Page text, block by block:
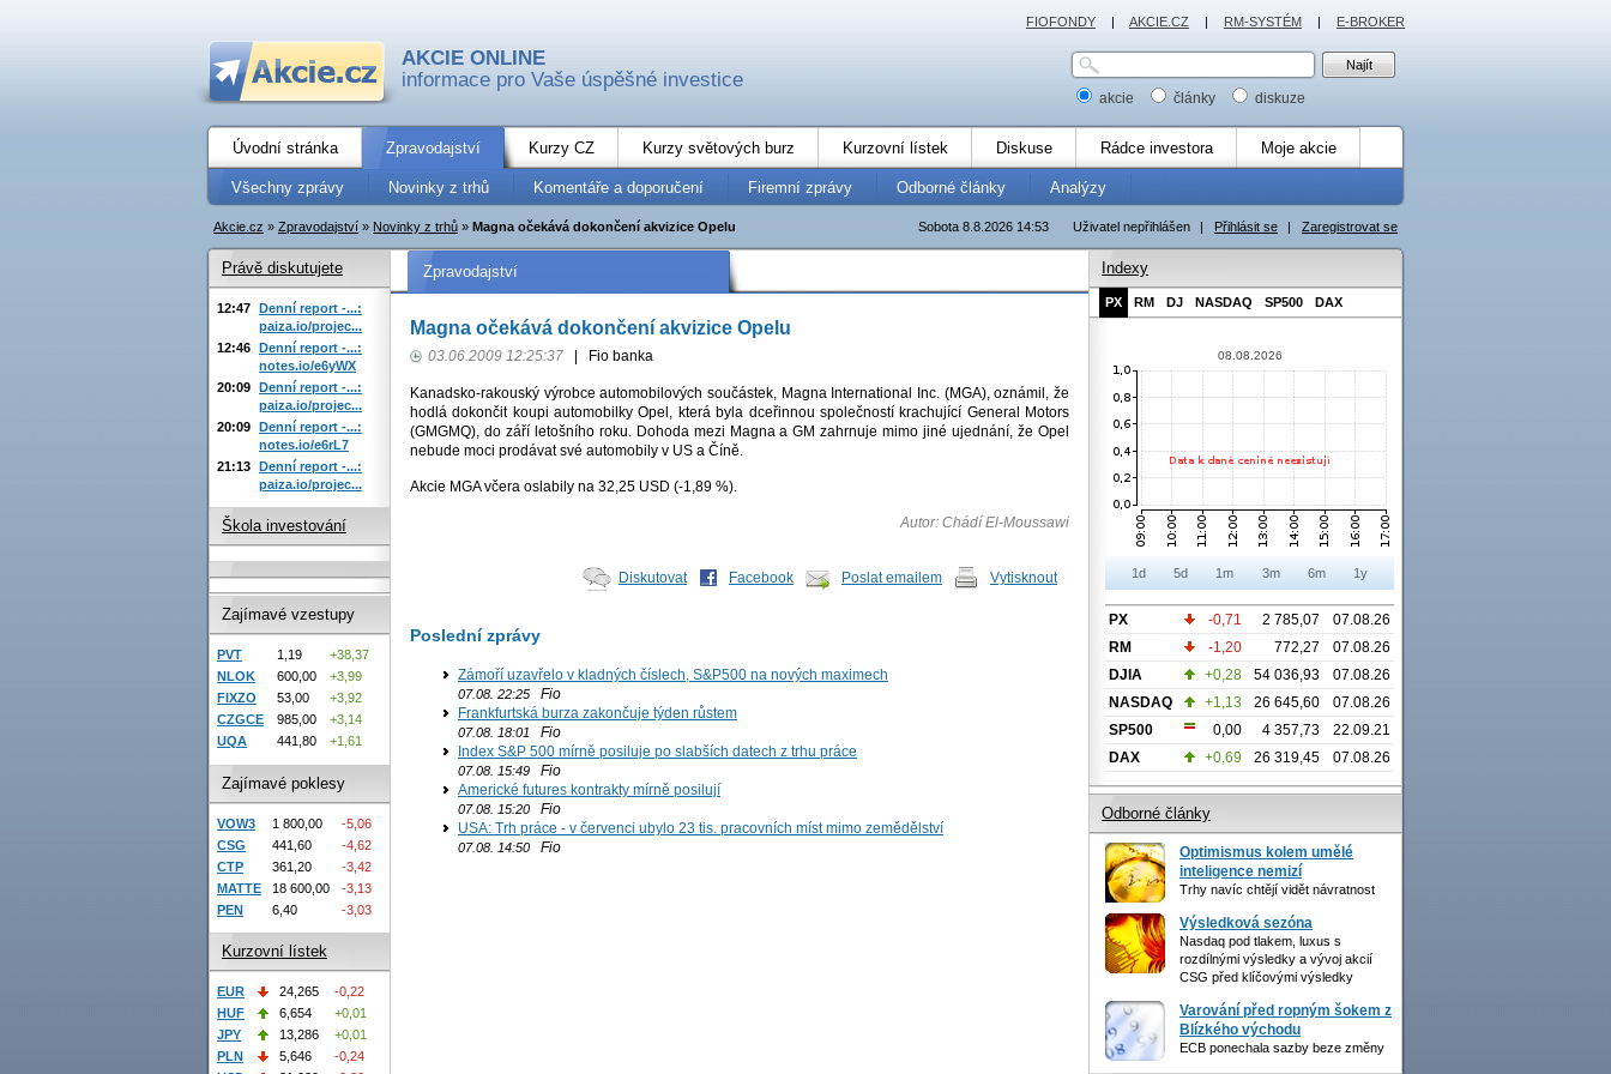
AKCIE ONLINE
informace pro Vaše úspěšné investice
akcie články diskuze
Úvodní stránka Zpravodajství Kurzy CZ Kurzy světových burz Kurzovní lístek Diskuse Rádce investora Moje akcie
Všechny zprávy Novinky z trhů Komentáře a doporučení Firemní zprávy Odborné články Analýzy
Uživatel nepřihlášen | Přihlásit se | Zaregistrovat se
Sobota 8.8.2026 14:53
Akcie.cz » Zpravodajství » Novinky z trhů » Magna očekává dokončení akvizice Opelu
Zpravodajství
Magna očekává dokončení akvizice Opelu
03.06.2009 12:25:37 Fio banka
Kanadsko-rakouský výrobce automobilových součástek, Magna International Inc. (MGA), oznámil, že
hodlá dokončit koupi automobilky Opel, která byla dceřinnou společností krachující General Motors
(GMGMQ), do září letošního roku. Dohoda mezi Magna a GM zahrnuje mimo jiné ujednání, že Opel
nebude moci prodávat své automobily v US a Číně.
Akcie MGA včera oslabily na 32,25 USD (-1,89 %).
Autor: Chádí El-Moussawi
Diskutovat Facebook Poslat emailem Vytisknout
Poslední zprávy
Zámoří uzavřelo v kladných číslech, S&P500 na nových maximech
07.08. 22:25 Fio
Frankfurtská burza zakončuje týden růstem
07.08. 18:01
Fio
Index S&P 500 mírně posiluje po slabších datech z trhu práce
07.08. 15:49 Fio
Americké futures kontrakty mírně posilují
07.08. 15:20 Fio
USA: Trh práce - v červenci ubylo 23 tis. pracovních míst mimo zemědělství
07.08. 14:50 Fio
Právě diskutujete
12:47 Denní report -...:
paiza.io/projec...
12:46 Denní report -...:
notes.io/e6yWX
20:09 Denní report -...:
paiza.io/projec...
20:09 Denní report -...:
notes.io/e6rL7
21:13 Denní report -...:
paiza.io/projec...
Škola investování
Zajímavé vzestupy
PVT 1,19
+38,37
NLOK
600,00
+3,99
FIXZO
53,00
+3,92
CZGCE
985,00
+3,14
UQA
441,80 +1,61
Zajímavé poklesy
VOW3 1 800,00
-5,06
CSG
441,60
-4,62
CTP
361,20
-3,42
MATTE
18 600,00
-3,13
PEN
6,40 -3,03
Kurzovní lístek
EUR 24,265
-0,22
HUF
6,654
+0,01
JPY
13,286
+0,01
PLN
5,646
-0,24
Indexy
PX RM DJ NASDAQ SP500 DAX
08.08.2026
1d 5d 1m 3m 6m 1y
PX -0,71 2 785,07
07.08.26
RM
-1,20 772,27
07.08.26
DJIA
+0,28 54 036,93
07.08.26
NASDAQ
+1,13 26 645,60
07.08.26
SP500
0,00 4 357,73
22.09.21
DAX
+0,69 26 319,45 07.08.26
Odborné články
Optimismus kolem umělé
inteligence nemizí
Trhy navíc chtějí vidět návratnost
Výsledková sezóna
Nasdaq pod tlakem, luxus s
rozdílnými výsledky a vývoj akcií
CSG před klíčovými výsledky
Varování před ropným šokem z
Blízkého východu
ECB ponechala sazby beze změny
FIOFONDY | AKCIE.CZ | RM-SYSTÉM | E-BROKER